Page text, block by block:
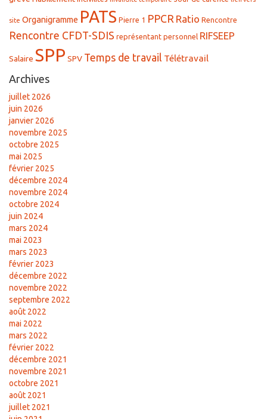
site Organigramme PATS Pierre 1 PPCR Ratio Rencontre
Rencontre CFDT-SDIS représentant personnel RIFSEEP
Salaire SPP SPV Temps de travail Télétravail
Archives
juillet 2026
juin 2026
janvier 2026
novembre 2025
octobre 2025
mai 2025
février 2025
décembre 2024
novembre 2024
octobre 2024
juin 2024
mars 2024
mai 2023
mars 2023
février 2023
décembre 2022
novembre 2022
septembre 2022
août 2022
mai 2022
mars 2022
février 2022
décembre 2021
novembre 2021
octobre 2021
août 2021
juillet 2021